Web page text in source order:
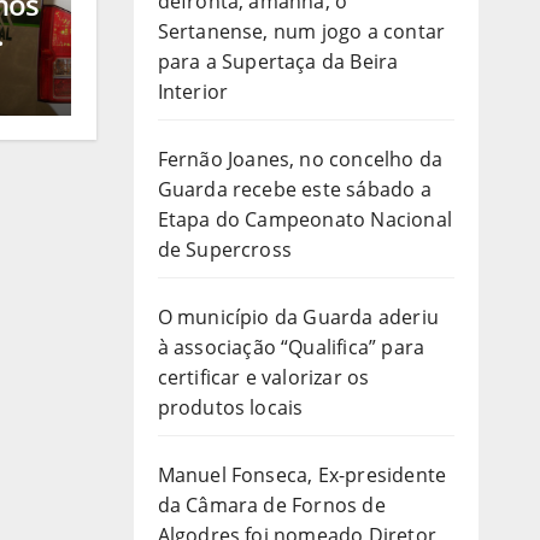
de
Sertanense, num jogo a contar
para a Supertaça da Beira
Interior
Fernão Joanes, no concelho da
Guarda recebe este sábado a
Etapa do Campeonato Nacional
de Supercross
O município da Guarda aderiu
à associação “Qualifica” para
certificar e valorizar os
produtos locais
Manuel Fonseca, Ex-presidente
da Câmara de Fornos de